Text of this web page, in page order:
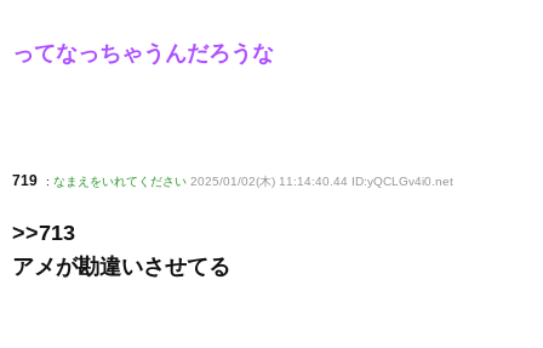
ってなっちゃうんだろうな
719 : なまえをいれてください 2025/01/02(木) 11:14:40.44 ID:yQCLGv4i0.net
>>713
アメが勘違いさせてる